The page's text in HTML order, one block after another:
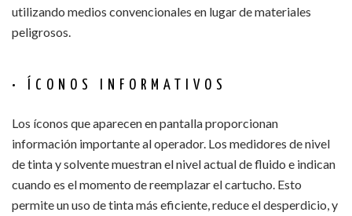
utilizando medios convencionales en lugar de materiales
peligrosos.
• ÍCONOS INFORMATIVOS
Los íconos que aparecen en pantalla proporcionan
información importante al operador. Los medidores de nivel
de tinta y solvente muestran el nivel actual de fluido e indican
cuando es el momento de reemplazar el cartucho. Esto
permite un uso de tinta más eficiente, reduce el desperdicio, y